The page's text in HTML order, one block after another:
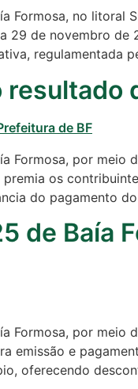
Formosa, no litoral
29 de novembro
regulamentada
Formosa, por meio
premia os
do pagamento
de Baía
Formosa, por meio
emissão e
oferecendo